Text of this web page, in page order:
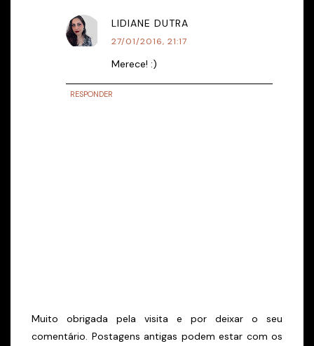
LIDIANE DUTRA
27/01/2016, 21:17
Merece! :)
RESPONDER
Muito obrigada pela visita e por deixar o seu
comentário. Postagens antigas podem estar com os